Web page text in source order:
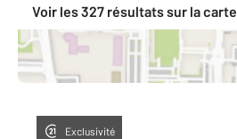
Voir les 327 résultats sur la carte
Exclusivité